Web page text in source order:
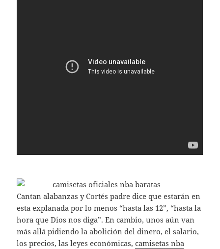
Cantan alabanzas y Cortés padre dice que estarán en
esta explanada por lo menos “hasta las 12”, “hasta la
hora que Dios nos diga”. En cambio, unos aún van
más allá pidiendo la abolición del dinero, el salario,
los precios, las leyes económicas,camisetas nba